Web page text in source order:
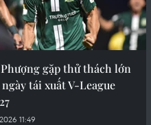
gặp thử thách lớn
tái xuất V-League
11:49